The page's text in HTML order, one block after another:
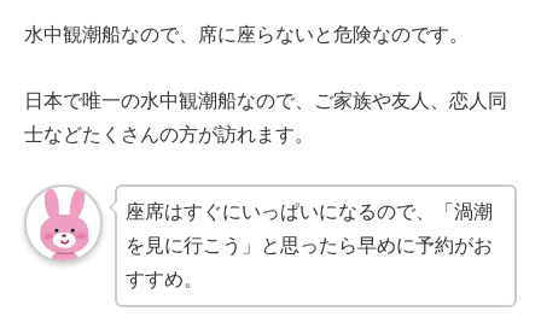
水中観潮船なので、席に座らないと危険なのです。
日本で唯一の水中観潮船なので、ご家族や友人、恋人同
士などたくさんの方が訪れます。
座席はすぐにいっぱいになるので、「渦潮
を見に行こう」と思ったら早めに予約がお
すすめ。